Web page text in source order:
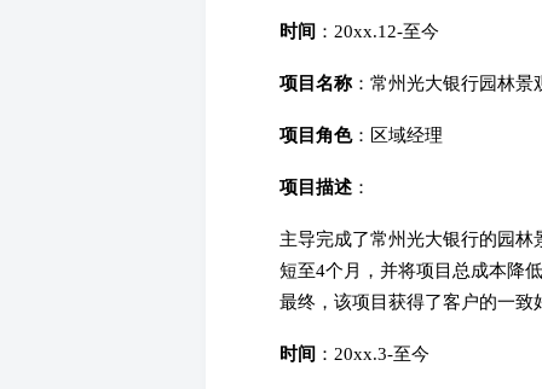
时间 ：20xx.12-至今
项目名称：常州光大银行园林景
项目角色：区域经理
项目描述 ：
主导完成了常州光大银行的园
短至4个月，并将项目总成本降
最终，该项目获得了客户的一
时间 ：20xx.3-至今